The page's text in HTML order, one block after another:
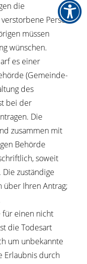
die
Person
müssen
wünschen.
es einer
(Gemeinde-
des
bei der
Die
zusammen mit
Behörde
soweit
zuständige
über Ihren Antrag;
für einen nicht
die Todesart
um unbekannte
Erlaubnis durch